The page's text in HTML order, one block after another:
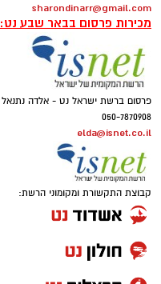
sharondinarr@gmail.com
מכירות פרסום בבאר שבע נט:
פרסום ברשת ישראל נט - אלדה נתנאל
050-7870908
elda@isnet.co.il
קבוצת התקשורת ומקומוני הרשת: